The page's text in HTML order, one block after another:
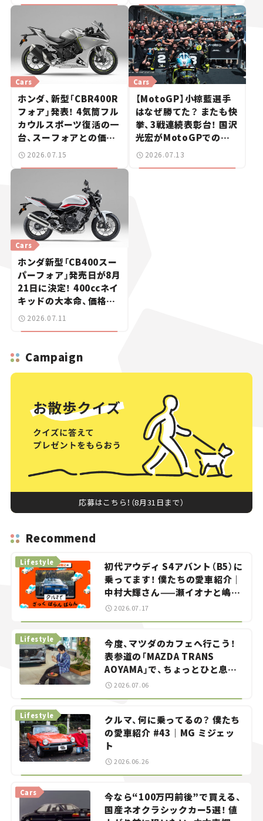
Cars
ホンダ、新型「CBR400R
フォア」発表！ 4気筒フル
カウルスポーツ復活の一
台、スーフォアとの価格
差は20万円【新車ニュー
2026.07.15
Cars
【MotoGP】小椋藍選手
はなぜ勝てた？ またも快
挙、3戦連続表彰台！ 国沢
光宏がMotoGPでの快
進撃を解説
2026.07.13
Cars
ホンダ新型「CB400スー
パーフォア」発売日が8月
21日に決定！ 400ccネイ
キッドの大本命、価格は
100万円切りの99万
2026.07.11
Campaign
応募はこちら！（8月31日まで）
Recommend
初代アウディ S4アバント（B5）に
乗ってます！ 僕たちの愛車紹介｜
中村大輝さん——瀬イオナと嶋田
智之の「クルマでざっくばらんば
Lifestyle
2026.07.17
今度、マツダのカフェへ行こう！
表参道の「MAZDA TRANS
AOYAMA」で、ちょっとひと息。
——連載｜CCGとクルマでどうす
Lifestyle
2026.07.06
クルマ、何に乗ってるの？ 僕たち
の愛車紹介 #43｜MG ミジェッ
ト
Lifestyle
2026.06.26
今なら“100万円前後”で買える、
国産ネオクラシックカー5選！ 値
Cars